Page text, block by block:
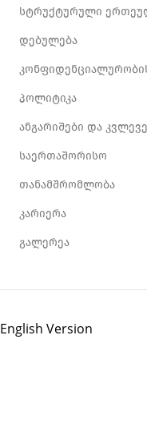
სტრუქტურული
დებულება
პოლიტიკა
ანგარიშები და
საერთაშორისო
თანამშრომლობა
კარიერა
გალერეა
English Version